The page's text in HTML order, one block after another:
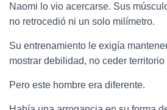
Naomi lo vio acercarse. Sus
no retrocedió ni un solo milímetro.
Su entrenamiento le exigía
mostrar debilidad, no ceder
Pero este hombre era diferente.